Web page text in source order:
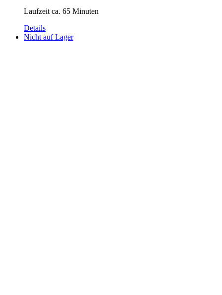
Laufzeit ca. 65 Minuten
Details
Nicht auf Lager